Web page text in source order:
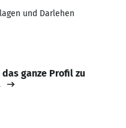
und Darlehen
ganze Profil zu